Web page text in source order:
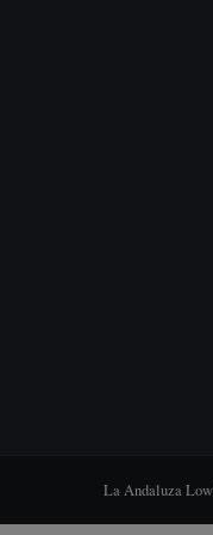
La Andaluza